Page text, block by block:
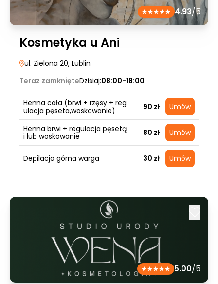
4.93/5
Kosmetyka u Ani
ul. Zielona 20, Lublin
Teraz zamknięteDzisiaj:08:00-18:00
Henna cała (brwi + rzęsy + reg
ulacja pęseta,woskowanie)
90 zł Umów
Henna brwi + regulacja pęsetą
i lub woskowanie
80 zł Umów
Depilacja górna warga 30 zł Umów
5.00/5